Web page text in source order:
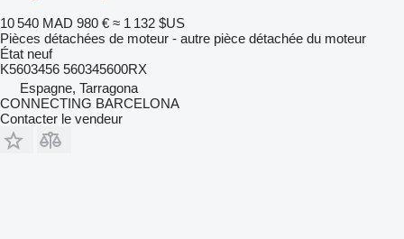
10 540 MAD 980 € ≈ 1 132 $US
Pièces détachées de moteur - autre pièce détachée du moteur
État neuf
K5603456 560345600RX
Espagne, Tarragona
CONNECTING BARCELONA
Contacter le vendeur